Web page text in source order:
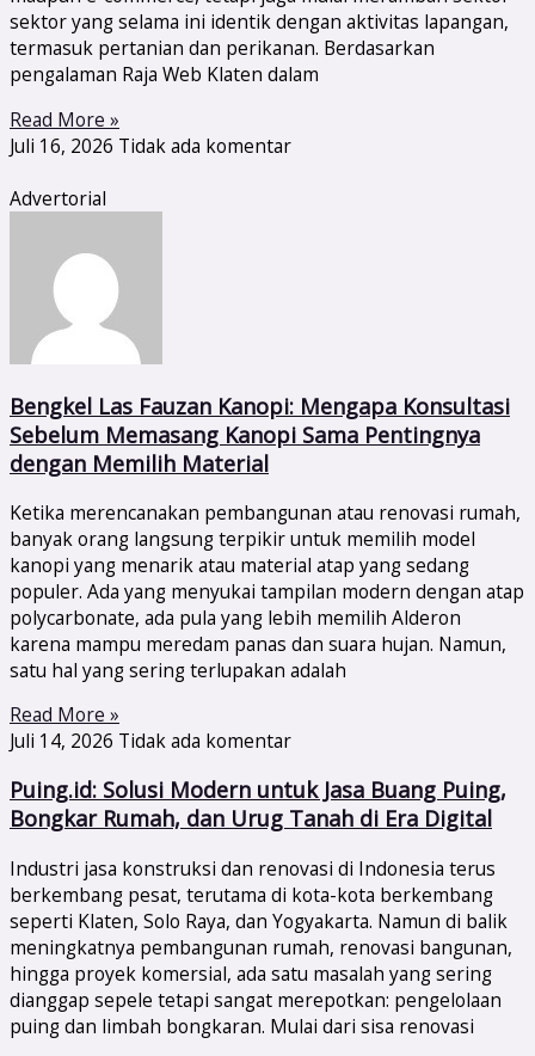
sektor yang selama ini identik dengan aktivitas lapangan,
termasuk pertanian dan perikanan. Berdasarkan
pengalaman Raja Web Klaten dalam
Read More »
Juli 16, 2026 Tidak ada komentar
Advertorial
Bengkel Las Fauzan Kanopi: Mengapa Konsultasi
Sebelum Memasang Kanopi Sama Pentingnya
dengan Memilih Material
Ketika merencanakan pembangunan atau renovasi rumah,
banyak orang langsung terpikir untuk memilih model
kanopi yang menarik atau material atap yang sedang
populer. Ada yang menyukai tampilan modern dengan atap
polycarbonate, ada pula yang lebih memilih Alderon
karena mampu meredam panas dan suara hujan. Namun,
satu hal yang sering terlupakan adalah
Read More »
Juli 14, 2026 Tidak ada komentar
Puing.id: Solusi Modern untuk Jasa Buang Puing,
Bongkar Rumah, dan Urug Tanah di Era Digital
Industri jasa konstruksi dan renovasi di Indonesia terus
berkembang pesat, terutama di kota-kota berkembang
seperti Klaten, Solo Raya, dan Yogyakarta. Namun di balik
meningkatnya pembangunan rumah, renovasi bangunan,
hingga proyek komersial, ada satu masalah yang sering
dianggap sepele tetapi sangat merepotkan: pengelolaan
puing dan limbah bongkaran. Mulai dari sisa renovasi